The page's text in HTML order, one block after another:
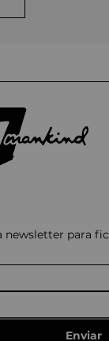
newsletter para
Enviar